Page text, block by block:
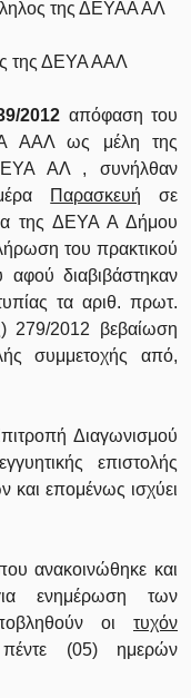
της ΔΕΥΑΑ ΑΛ
της ΔΕΥΑ ΑΑΛ
2012 απόφαση του
ΑΑΛ ως μέλη της
ΑΛ , συνήλθαν
Παρασκευή
σε
της ΔΕΥΑ Α Δήμου
του πρακτικού
διαβιβάστηκαν
τα αριθ. πρωτ.
279/2012 βεβαίωση
συμμετοχής από,
Διαγωνισμού
επιστολής
και επομένως ισχύει
ανακοινώθηκε και
για ενημέρωση των
οι
τυχόν
πέντε (05) ημερών